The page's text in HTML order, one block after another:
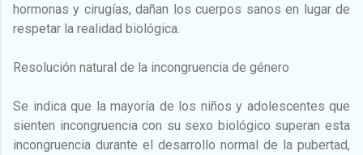
hormonas y cirugías, dañan los cuerpos sanos en lugar de
respetar la realidad biológica.
Resolución natural de la incongruencia de género
Se indica que la mayoría de los niños y adolescentes que
sienten incongruencia con su sexo biológico superan esta
incongruencia durante el desarrollo normal de la pubertad,